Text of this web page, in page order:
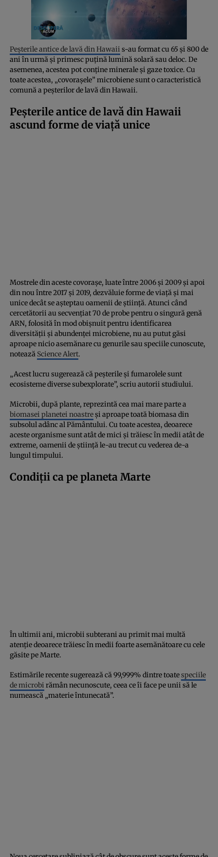
Peșterile antice de lavă din Hawaii s-au format cu 65 și 800 de
ani în urmă și primesc puțină lumină solară sau deloc. De
asemenea, acestea pot conține minerale și gaze toxice. Cu
toate acestea, „covorașele” microbiene sunt o caracteristică
comună a peșterilor de lavă din Hawaii.
Peșterile antice de lavă din Hawaii
ascund forme de viață unice
Mostrele din aceste covorașe, luate între 2006 și 2009 și apoi
din nou între 2017 și 2019, dezvăluie forme de viață și mai
unice decât se așteptau oamenii de știință. Atunci când
cercetătorii au secvențiat 70 de probe pentru o singură genă
ARN, folosită în mod obișnuit pentru identificarea
diversității și abundenței microbiene, nu au putut găsi
aproape nicio asemănare cu genurile sau speciile cunoscute,
notează Science Alert.
„Acest lucru sugerează că peșterile și fumarolele sunt
ecosisteme diverse subexplorate”, scriu autorii studiului.
Microbii, după plante, reprezintă cea mai mare parte a
biomasei planetei noastreși aproape toată biomasa din
subsolul adânc al Pământului. Cu toate acestea, deoarece
aceste organisme sunt atât de mici și trăiesc în medii atât de
extreme, oamenii de știință le-au trecut cu vederea de-a
lungul timpului.
Condiții ca pe planeta Marte
În ultimii ani, microbii subterani au primit mai multă
atenție deoarece trăiesc în medii foarte asemănătoare cu cele
găsite pe Marte.
Estimările recente sugerează că 99,999% dintre toatespeciile
de microbi rămân necunoscute, ceea ce îi face pe unii să le
numească „materie întunecată”.